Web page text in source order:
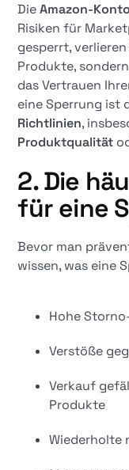
DieAmazon-
Risiken für
gesperrt,
Produkte,
das Vertrauen
eine Sperrung ist
Richtlinien,
Produktqualität
2. Die
für eine
Bevor man
wissen, was eine
Hohe
Verstöße
Verkauf
Produkte
Wiederholte